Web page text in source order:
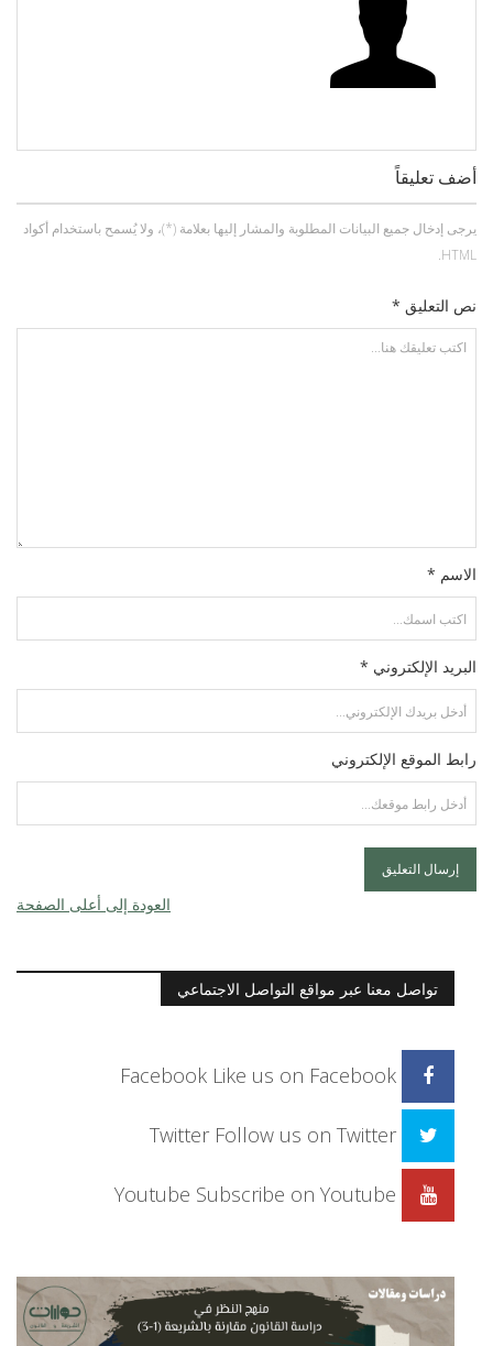
أضف تعليقاً
يرجى إدخال جميع البيانات المطلوبة والمشار إليها بعلامة (*)، ولا يُسمح باستخدام أكواد
HTML.
نص التعليق *
الاسم *
البريد الإلكتروني *
رابط الموقع الإلكتروني
العودة إلى أعلى الصفحة
تواصل معنا عبر مواقع التواصل الاجتماعي
Facebook Like us on Facebook
Twitter Follow us on Twitter
Youtube Subscribe on Youtube